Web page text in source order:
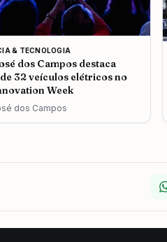
& TECNOLOGIA
dos Campos destaca
32 veículos elétricos no
Week
dos Campos